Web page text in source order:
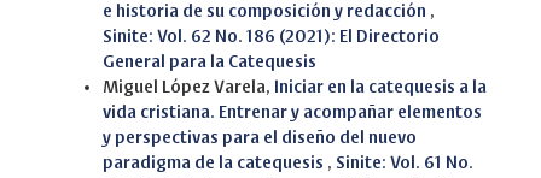
e historia de su composición y redacción ,
Sinite: Vol. 62 No. 186 (2021): El Directorio
General para la Catequesis
Miguel López Varela, Iniciar en la catequesis a la
vida cristiana. Entrenar y acompañar elementos
y perspectivas para el diseño del nuevo
paradigma de la catequesis , Sinite: Vol. 61 No.